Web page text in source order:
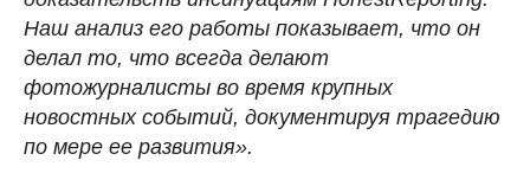
Наш анализ его работы показывает, что он
делал то, что всегда делают
фотожурналисты во время крупных
новостных событий, документируя трагедию
по мере ее развития».